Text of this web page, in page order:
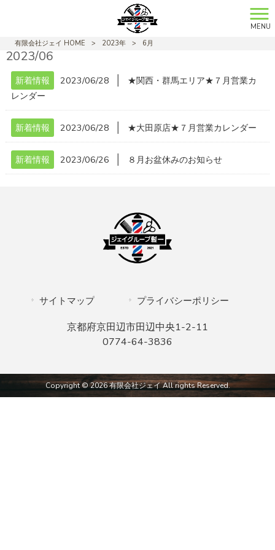
MENU
有限会社ジェイ HOME
> 2023年 > 6月
2023/06
新着情報 2023/06/28
★関西・群馬エリア★７月営業カ
レンダー
新着情報 2023/06/28 ★大田原店★７月営業カレンダー
新着情報 2023/06/26 ８月お盆休みのお知らせ
サイトマップ プライバシーポリシー
京都府京田辺市田辺中央1-2-11
0774-64-3836
Copyright © 2026 有限会社ジェイ All rights Reserved.